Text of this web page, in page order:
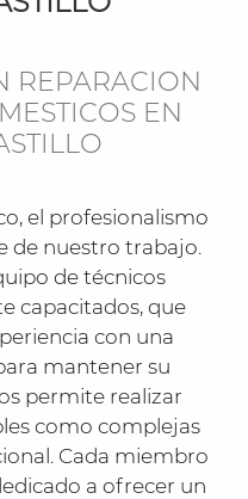
REPARACION
EN
el profesionalismo
de nuestro trabajo.
de técnicos
capacitados, que
con una
mantener su
permite realizar
como complejas
Cada miembro
a ofrecer un